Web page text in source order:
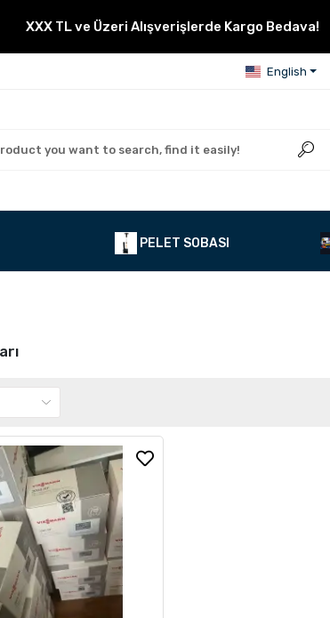
XXX TL ve Üzeri Alışverişlerde Kargo Bedava!
English
PELET SOBASI